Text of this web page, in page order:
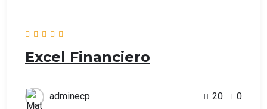
Excel Financiero
adminecp 20 0